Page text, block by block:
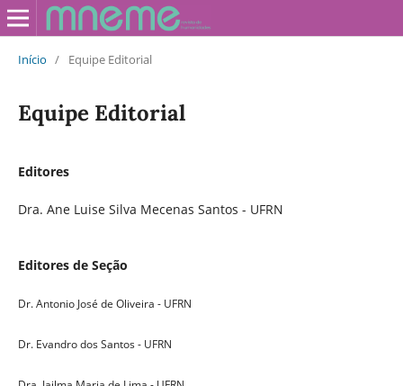
Início / Equipe Editorial
Equipe Editorial
Editores
Dra. Ane Luise Silva Mecenas Santos - UFRN
Editores de Seção
Dr. Antonio José de Oliveira - UFRN
Dr. Evandro dos Santos - UFRN